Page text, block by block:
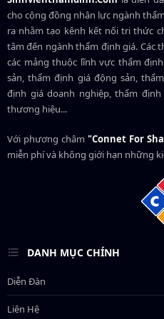
cho cộng đồng nhân lực ngành
ra nhằm tạo kênh kết nối tri thức
tâm đến ngành thẩm định giá. Các
các mảng thuộc lĩnh vực thẩm
sản, thẩm định giá động sản,
định giá doanh nghiệp, thẩm
thương hiệu...
Với phương châm"Connet For
miễn phí và không giới hạn những
DANH MỤC CHÍNH
Diễn Đàn
Liên Hệ